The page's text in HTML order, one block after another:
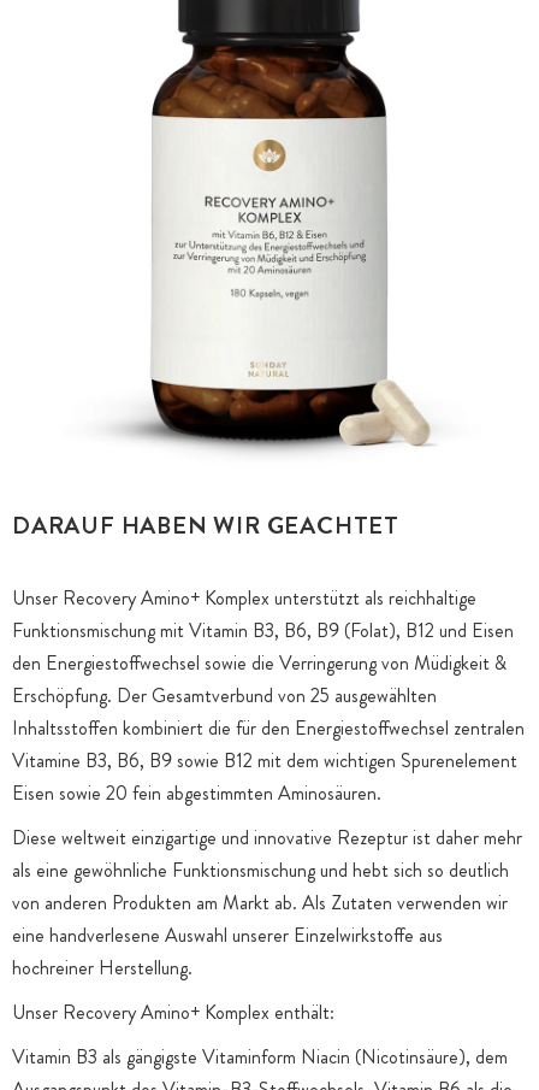
DARAUF HABEN WIR GEACHTET
Unser Recovery Amino+ Komplex unterstützt als reichhaltige
Funktionsmischung mit Vitamin B3, B6, B9 (Folat), B12 und Eisen
den Energiestoffwechsel sowie die Verringerung von Müdigkeit &
Erschöpfung. Der Gesamtverbund von 25 ausgewählten
Inhaltsstoffen kombiniert die für den Energiestoffwechsel zentralen
Vitamine B3, B6, B9 sowie B12 mit dem wichtigen Spurenelement
Eisen sowie 20 fein abgestimmten Aminosäuren.
Diese weltweit einzigartige und innovative Rezeptur ist daher mehr
als eine gewöhnliche Funktionsmischung und hebt sich so deutlich
von anderen Produkten am Markt ab. Als Zutaten verwenden wir
eine handverlesene Auswahl unserer Einzelwirkstoffe aus
hochreiner Herstellung.
Unser Recovery Amino+ Komplex enthält:
Vitamin B3 als gängigste Vitaminform Niacin (Nicotinsäure), dem